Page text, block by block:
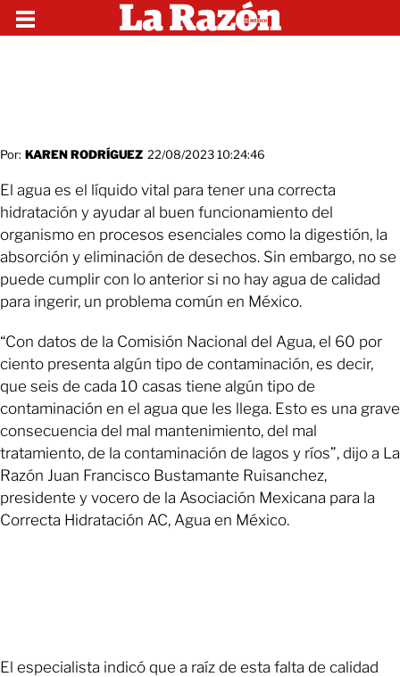
Por: KAREN RODRÍGUEZ 22/08/2023 10:24:46
El agua es el líquido vital para tener una correcta
hidratación y ayudar al buen funcionamiento del
organismo en procesos esenciales como la digestión, la
absorción y eliminación de desechos. Sin embargo, no se
puede cumplir con lo anterior si no hay agua de calidad
para ingerir, un problema común en México.
“Con datos de la Comisión Nacional del Agua, el 60 por
ciento presenta algún tipo de contaminación, es decir,
que seis de cada 10 casas tiene algún tipo de
contaminación en el agua que les llega. Esto es una grave
consecuencia del mal mantenimiento, del mal
tratamiento, de la contaminación de lagos y ríos”, dijo a La
Razón Juan Francisco Bustamante Ruisanchez,
presidente y vocero de la Asociación Mexicana para la
Correcta Hidratación AC, Agua en México.
El especialista indicó que a raíz de esta falta de calidad